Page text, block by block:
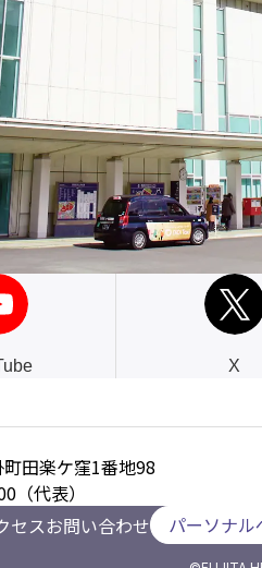
X
田楽ケ窪1番地98
（代表）
セスお問い合わせ パーソナル